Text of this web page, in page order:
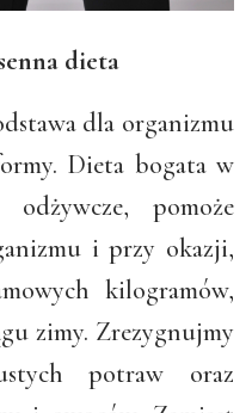
dieta
dla organizmu
Dieta bogata w
pomoże
i przy okazji,
kilogramów,
zimy. Zrezygnujmy
potraw oraz